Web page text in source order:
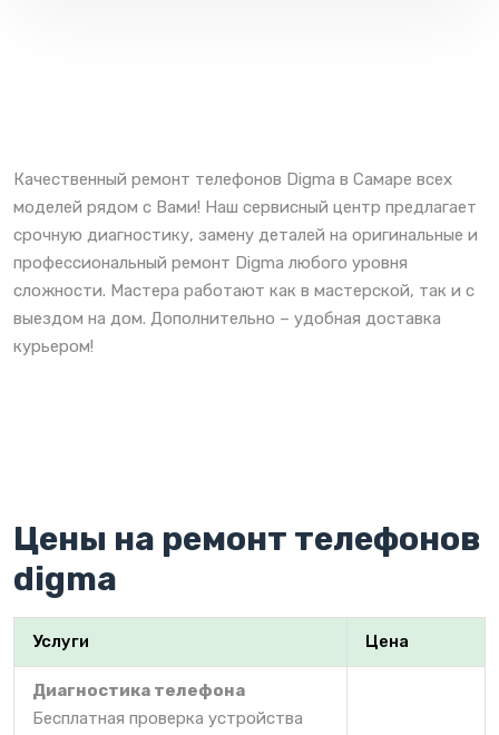
Качественный ремонт телефонов Digma в Самаре всех
моделей рядом с Вами! Наш сервисный центр предлагает
срочную диагностику, замену деталей на оригинальные и
профессиональный ремонт Digma любого уровня
сложности. Мастера работают как в мастерской, так и с
выездом на дом. Дополнительно – удобная доставка
курьером!
Цены на ремонт телефонов
digma
Услуги Цена
Диагностика телефона
Бесплатная проверка устройства